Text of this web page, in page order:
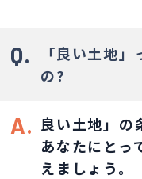
Q.
「良い土地
の?
A. 良い土地」の
あなたにとっ
えましょう。